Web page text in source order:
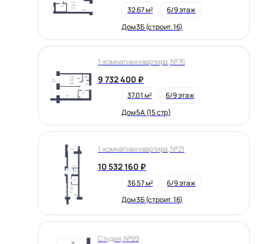
32.67 м²
6/9 этаж
Дом 3Б (строит. 16)
1-комнатная квартира, №76
9 732 400 ₽
37.01 м²
6/9 этаж
Дом 5А (15 стр)
1-комнатная квартира, №21
10 532 160 ₽
36.57 м²
6/9 этаж
Дом 3Б (строит. 16)
Студия, №99